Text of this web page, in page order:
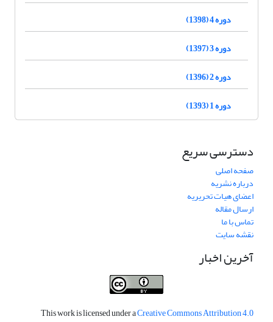
دوره 4 (1398)
دوره 3 (1397)
دوره 2 (1396)
دوره 1 (1393)
دسترسی سریع
صفحه اصلی
درباره نشریه
اعضای هیات تحریریه
ارسال مقاله
تماس با ما
نقشه سایت
آخرین اخبار
This work is licensed under aCreative Commons Attribution 4.0